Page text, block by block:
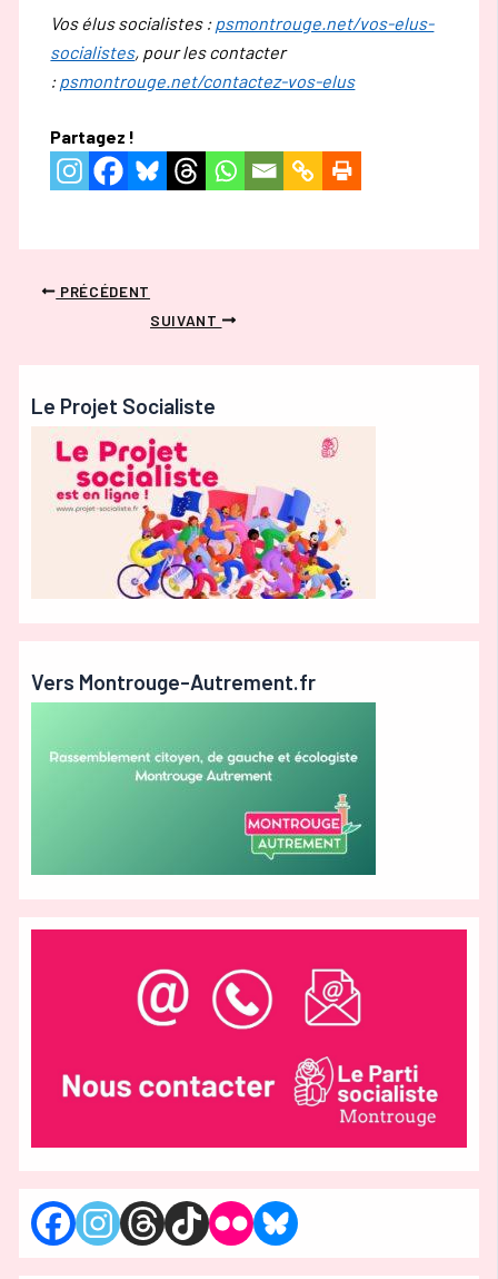
Vos élus socialistes :psmontrouge.net/vos-elus-
socialistes, pour les contacter
:psmontrouge.net/contactez-vos-elus
Partagez !
PRÉCÉDENT
SUIVANT
Le Projet Socialiste
Vers Montrouge-Autrement.fr